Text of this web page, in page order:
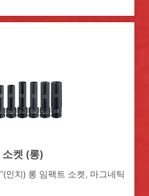
켓 (롱)
인치) 롱 임팩트 소켓, 마그네틱